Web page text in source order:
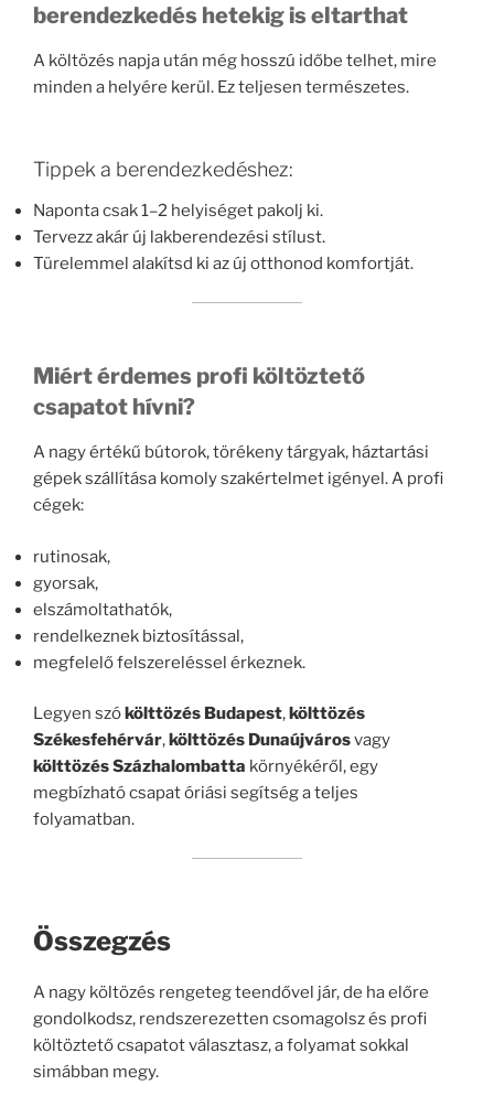
berendezkedés hetekig is eltarthat
A költözés napja után még hosszú időbe telhet, mire
minden a helyére kerül. Ez teljesen természetes.
Tippek a berendezkedéshez:
Naponta csak 1–2 helyiséget pakolj ki.
Tervezz akár új lakberendezési stílust.
Türelemmel alakítsd ki az új otthonod komfortját.
Miért érdemes profi költöztető
csapatot hívni?
A nagy értékű bútorok, törékeny tárgyak, háztartási
gépek szállítása komoly szakértelmet igényel. A profi
cégek:
rutinosak,
gyorsak,
elszámoltathatók,
rendelkeznek biztosítással,
megfelelő felszereléssel érkeznek.
Legyen szókölttözés Budapest,költtözés
Székesfehérvár,költtözés Dunaújvárosvagy
költtözés Százhalombatta környékéről, egy
megbízható csapat óriási segítség a teljes
folyamatban.
Összegzés
A nagy költözés rengeteg teendővel jár, de ha előre
gondolkodsz, rendszerezetten csomagolsz és profi
költöztető csapatot választasz, a folyamat sokkal
simábban megy.